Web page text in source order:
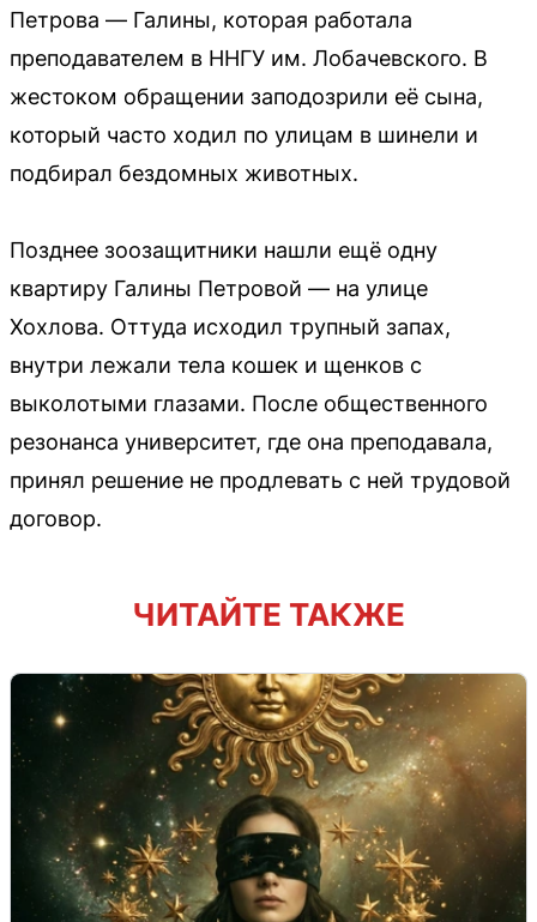
Петрова — Галины, которая работала
преподавателем в ННГУ им. Лобачевского. В
жестоком обращении заподозрили её сына,
который часто ходил по улицам в шинели и
подбирал бездомных животных.
Позднее зоозащитники нашли ещё одну
квартиру Галины Петровой — на улице
Хохлова. Оттуда исходил трупный запах,
внутри лежали тела кошек и щенков с
выколотыми глазами. После общественного
резонанса университет, где она преподавала,
принял решение не продлевать с ней трудовой
договор.
ЧИТАЙТЕ ТАКЖЕ